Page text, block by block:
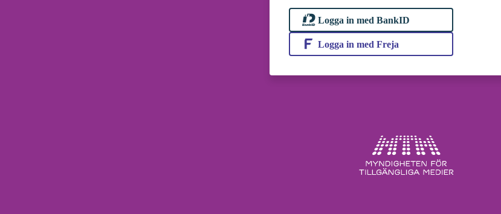
Logga in med BankID
Logga in med Freja